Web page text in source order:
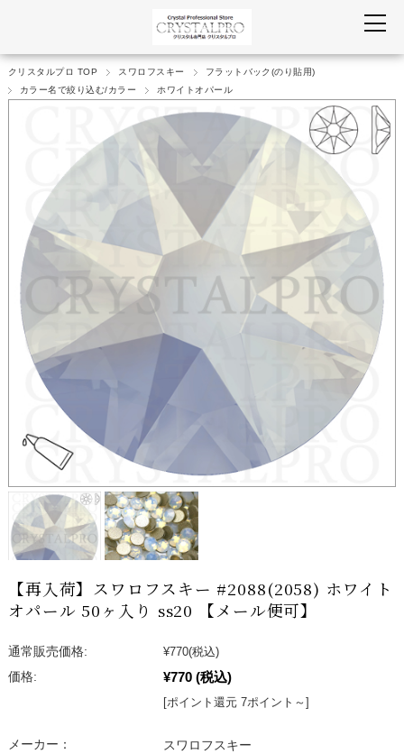
クリスタルプロ TOP スワロフスキー
フラットバック(のり貼用)
カラー名で絞り込む/カラー
ホワイトオパール
【再入荷】スワロフスキー #2088(2058) ホワイト
オパール 50ヶ入り ss20 【メール便可】
通常販売価格: ¥770(税込)
価格:
¥770 (税込)
[ポイント還元 7ポイント～]
メーカー：
スワロフスキー